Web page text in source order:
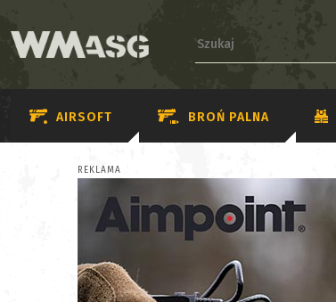
AIRSOFT BROŃ PALNA
REKLAMA